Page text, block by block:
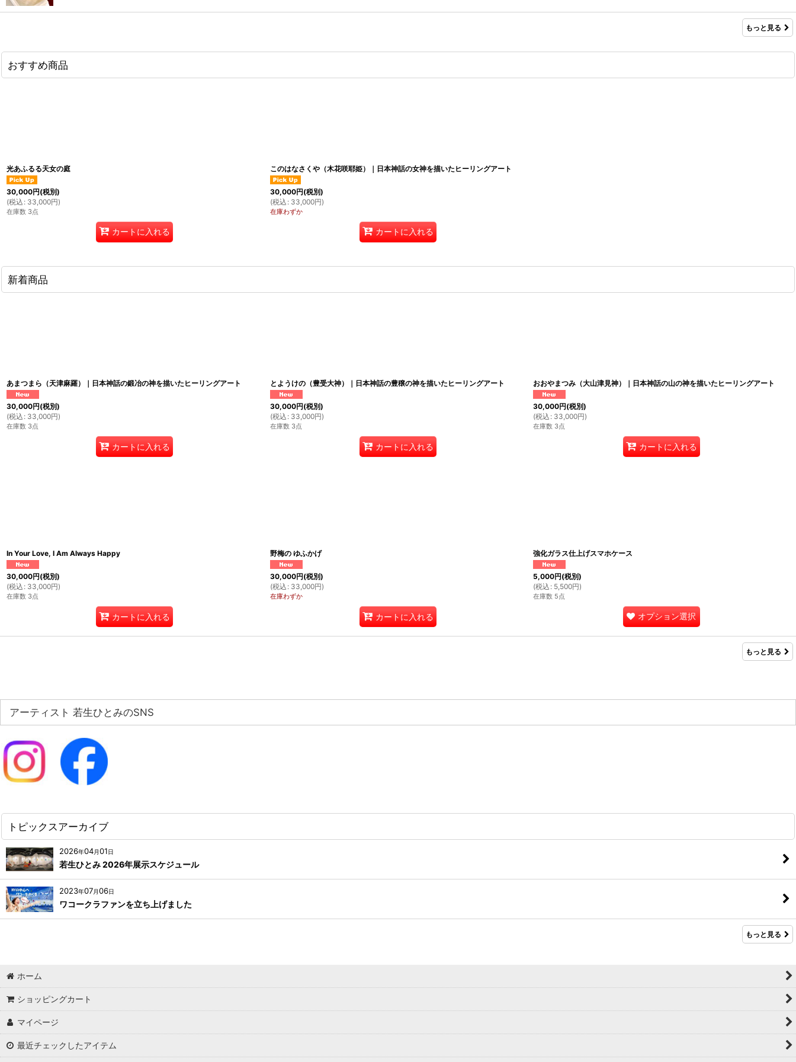
もっと見る
おすすめ商品
光あふるる天女の庭
30,000円(税別)
(税込 : 33,000円)
在庫数 3点
カートに入れる
このはなさくや（木花咲耶姫）｜日本神話の女神を描いたヒーリングアート
30,000円(税別)
(税込 : 33,000円)
在庫わずか
カートに入れる
新着商品
あまつまら（天津麻羅）｜日本神話の鍛冶の神を描いたヒーリングアート
30,000円(税別)
(税込 : 33,000円)
在庫数 3点
カートに入れる
とようけの（豊受大神）｜日本神話の豊穣の神を描いたヒーリングアート
30,000円(税別)
(税込 : 33,000円)
在庫数 3点
カートに入れる
おおやまつみ（大山津見神）｜日本神話の山の神を描いたヒーリングアート
30,000円(税別)
(税込 : 33,000円)
在庫数 3点
カートに入れる
In Your Love, I Am Always Happy
30,000円(税別)
(税込 : 33,000円)
在庫数 3点
カートに入れる
野梅の ゆふかげ
30,000円(税別)
(税込 : 33,000円)
在庫わずか
カートに入れる
強化ガラス仕上げスマホケース
5,000円(税別)
(税込 : 5,500円)
在庫数 5点
オプション選択
もっと見る
アーティスト 若生ひとみのSNS
トピックスアーカイブ
2026年04月01日
若生ひとみ 2026年展示スケジュール
2023年07月06日
ワコークラファンを立ち上げました
もっと見る
ホーム
ショッピングカート
マイページ
最近チェックしたアイテム